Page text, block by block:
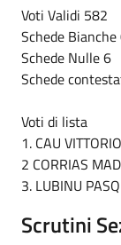
Voti Validi 582
Schede Bianche
Schede Nulle 6
Schede
Voti di lista
1. CAU
2 CORRIAS
3. LUBINU
Scrutini